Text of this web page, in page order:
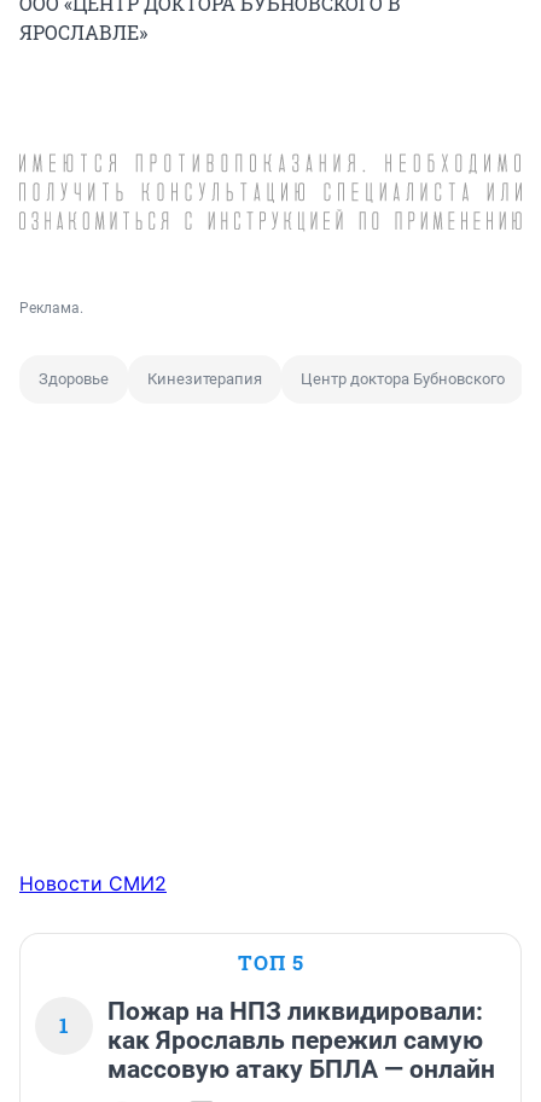
ЯРОСЛАВЛЕ»
Реклама.
Здоровье Кинезитерапия Центр доктора Бубновского
Новости СМИ2
ТОП 5
1
Пожар на НПЗ ликвидировали:
как Ярославль пережил самую
массовую атаку БПЛА — онлайн